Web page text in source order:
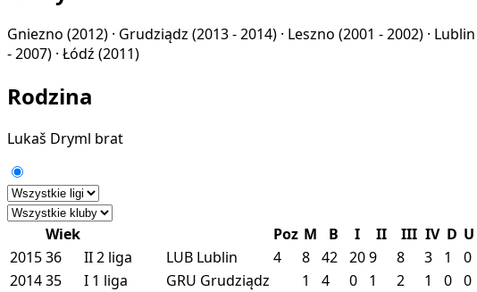
Gniezno (2012) · Grudziądz (2013 - 2014) · Leszno (2001 - 2002) · Lublin
- 2007) · Łódź (2011)
Rodzina
Lukaš Dryml brat
Wiek Poz M B I II III IV D U
201536 II2 liga LUB Lublin 4 8 42 209 8 3 1 0
201435 I 1 liga GRU Grudziądz 1 4 0 1 2 1 0 0